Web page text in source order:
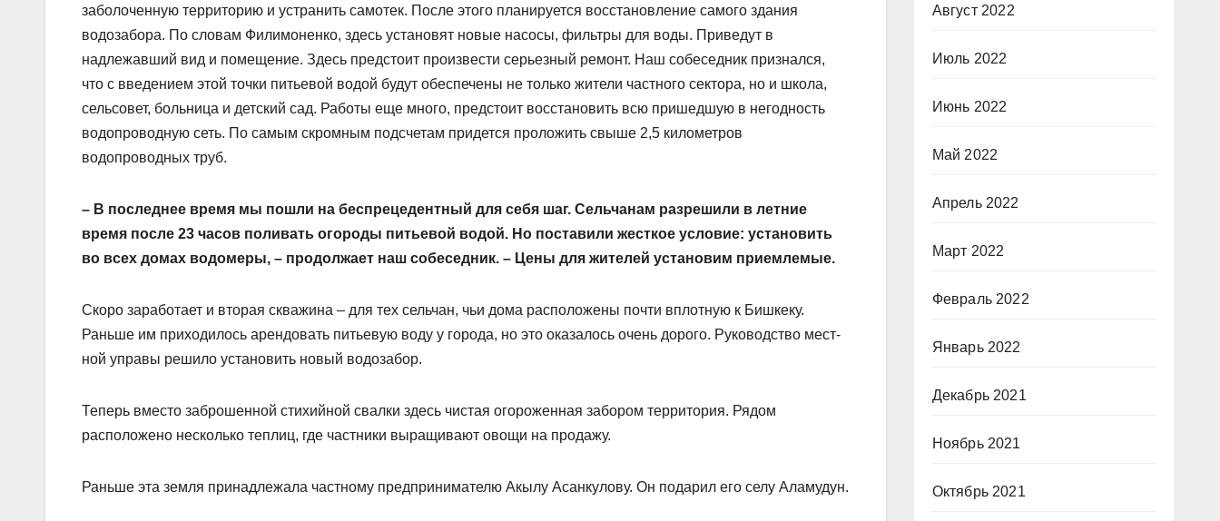
заболоченную территорию и устранить самотек. После этого планируется восстановление самого здания
водозабора. По словам Филимоненко, здесь установят новые насосы, фильтры для воды. Приведут в
надлежавший вид и помещение. Здесь предстоит произвести серьезный ремонт. Наш собеседник признался,
что с введением этой точки питьевой водой будут обеспечены не только жители частного сектора, но и школа,
сельсовет, больница и детский сад. Работы еще много, предстоит восстановить всю пришедшую в негодность
водопроводную сеть. По самым скромным подсчетам придется проложить свыше 2,5 километров
водопроводных труб.
– В последнее время мы пошли на беспрецедентный для себя шаг. Сельчанам разрешили в летние
время после 23 часов поливать огороды питьевой водой. Но поставили жесткое условие: установить
во всех домах водомеры, – продолжает наш собеседник. – Цены для жителей установим приемлемые.
Скоро заработает и вторая скважина – для тех сельчан, чьи дома расположены почти вплотную к Бишкеку.
Раньше им приходилось арендовать питьевую воду у города, но это оказалось очень дорого. Руководство мест­
ной управы решило установить новый водозабор.
Теперь вместо заброшенной стихийной свалки здесь чистая огороженная забором территория. Рядом
расположено несколько теплиц, где частники выращивают овощи на продажу.
Раньше эта земля принадлежала частному предпринимателю Акылу Асанкулову. Он подарил его селу Аламудун.
Август 2022
Июль 2022
Июнь 2022
Май 2022
Апрель 2022
Март 2022
Февраль 2022
Январь 2022
Декабрь 2021
Ноябрь 2021
Октябрь 2021